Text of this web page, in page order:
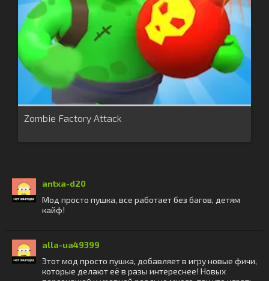
Zombie Factory Attack
antxa-d20
Мод просто пушка, все работает без багов, детям
кайф!
alla-ua49399
Этот мод просто пушка, добавляет в игру новые фичи,
которые делают её в разы интереснее! Новых